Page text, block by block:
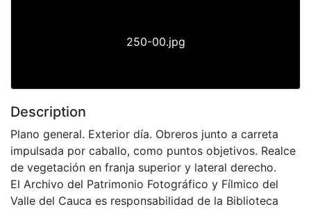
250-00.jpg
Description
Plano general. Exterior día. Obreros junto a carreta
impulsada por caballo, como puntos objetivos. Realce
de vegetación en franja superior y lateral derecho.
El Archivo del Patrimonio Fotográfico y Fílmico del
Valle del Cauca es responsabilidad de la Biblioteca